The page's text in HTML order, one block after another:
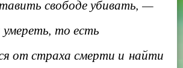
свободе убивать, —
то есть
от страха смерти и найти